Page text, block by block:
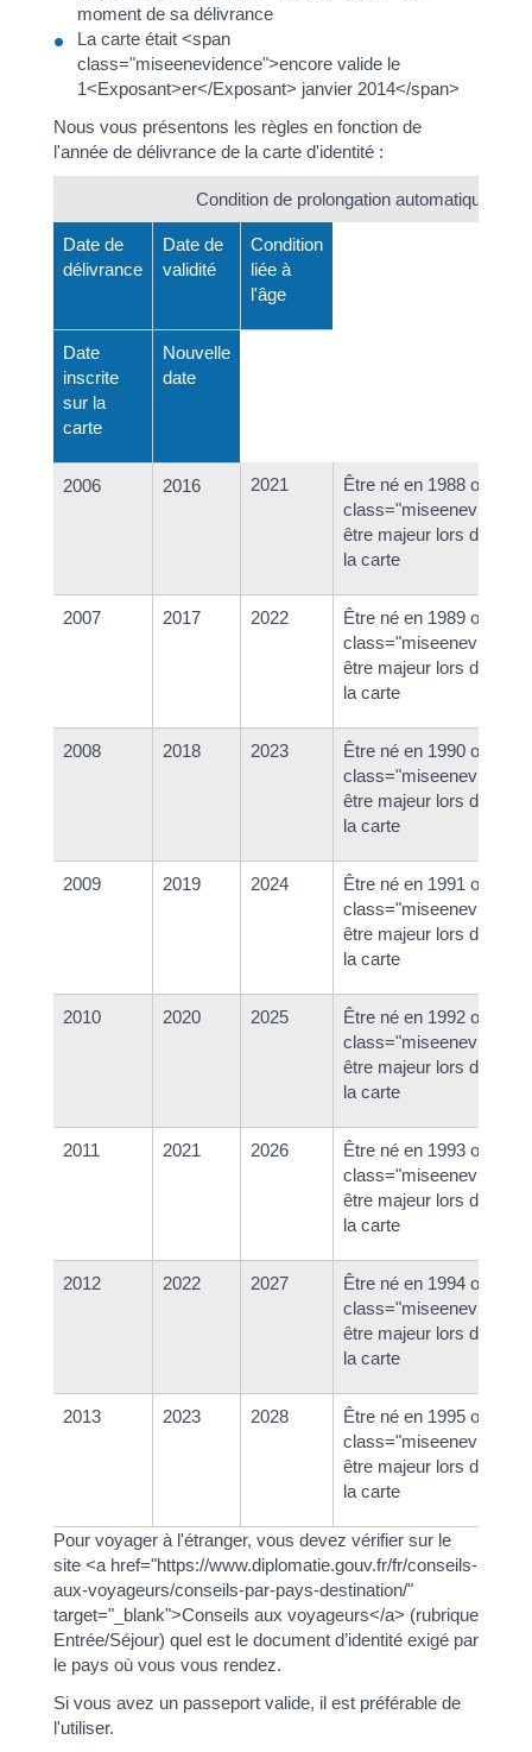
moment de sa délivrance
La carte était <span
class="miseenevidence">encore valide le
1<Exposant>er</Exposant> janvier 2014</span>
Nous vous présentons les règles en fonction de
l'année de délivrance de la carte d'identité :
Condition de prolongation automatique
Date de
délivrance
Date de
validité
Condition
liée à
l'âge
Date
inscrite
sur la
carte
Nouvelle
date
2006 2016 2021
Être né en 1988 ou
être majeur lors de la
la carte
2007 2017 2022
Être né en 1989 ou
être majeur lors de la
la carte
2008 2018 2023
Être né en 1990 ou
être majeur lors de la
la carte
2009 2019 2024
Être né en 1991 ou
être majeur lors de la
la carte
2010 2020 2025
Être né en 1992 ou
être majeur lors de la
la carte
2011 2021 2026
Être né en 1993 ou
être majeur lors de la
la carte
2012 2022 2027
Être né en 1994 ou
être majeur lors de la
la carte
2013 2023 2028
Être né en 1995 ou
être majeur lors de la
la carte
Pour voyager à l'étranger, vous devez vérifier sur le
site <a href="https://www.diplomatie.gouv.fr/fr/conseils-
aux-voyageurs/conseils-par-pays-destination/"
target="_blank">Conseils aux voyageurs</a> (rubrique
Entrée/Séjour) quel est le document d’identité exigé par
le pays où vous vous rendez.
Si vous avez un passeport valide, il est préférable de
l'utiliser.